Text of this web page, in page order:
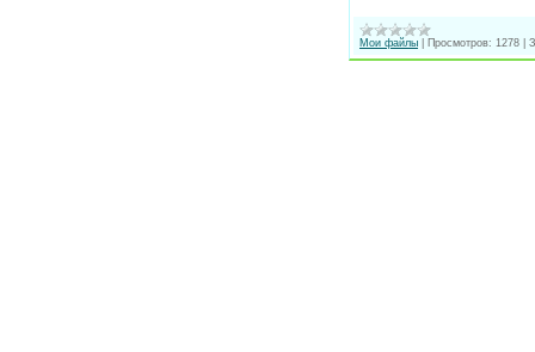
Мои файлы Просмотров: 1278